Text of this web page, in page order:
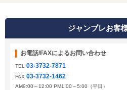
ジャンブレお客
お電話/FAXによるお問い合わせ
TEL 03-3732-7871
FAX 03-3732-1462
AM9:00～12:00 PM1:00～5:00（平日）